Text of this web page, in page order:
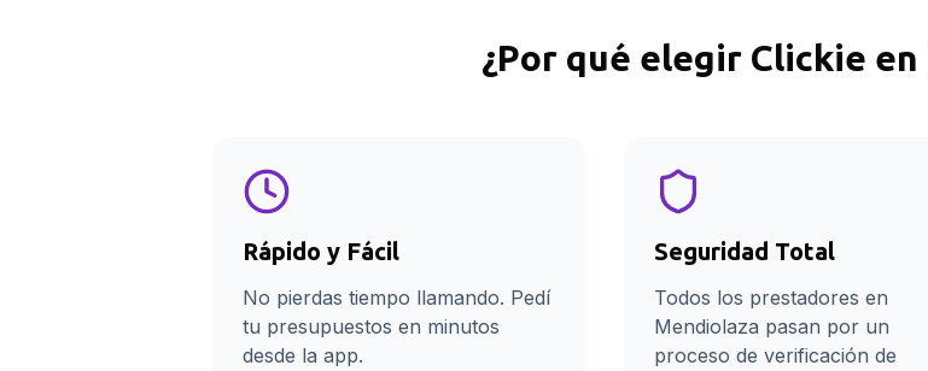
¿Por qué elegir Clickie en
Rápido y Fácil
No pierdas tiempo llamando. Pedí
tu presupuestos en minutos
desde la app.
Seguridad Total
Todos los prestadores en
Mendiolaza pasan por un
proceso de verificación de